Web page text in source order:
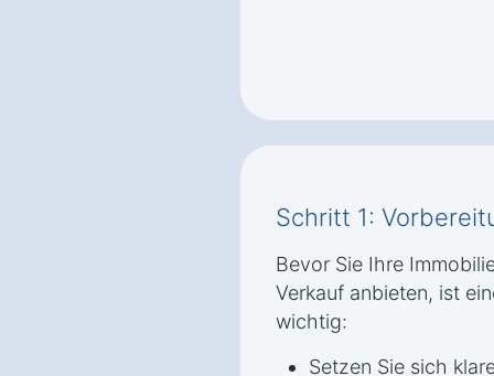
Schritt 1:
Bevor Sie Ihre
Verkauf anbieten, ist
wichtig:
Setzen Sie sich